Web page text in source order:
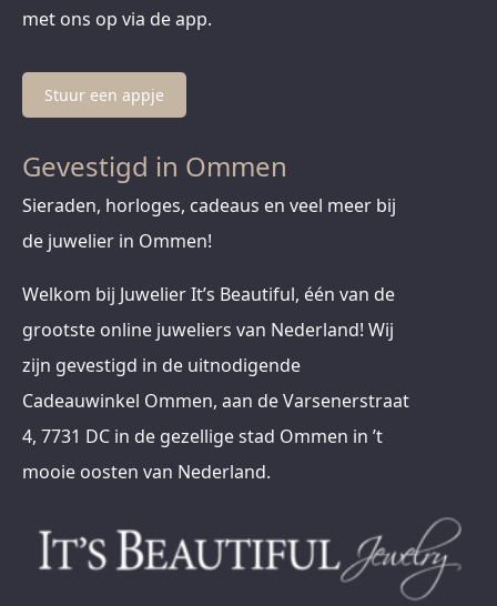
met ons op via de app.
Stuur een appje
Gevestigd in Ommen
Sieraden, horloges, cadeaus en veel meer bij
de juwelier in Ommen!
Welkom bij Juwelier It’s Beautiful, één van de
grootste online juweliers van Nederland! Wij
zijn gevestigd in de uitnodigende
Cadeauwinkel Ommen, aan de Varsenerstraat
4, 7731 DC in de gezellige stad Ommen in ’t
mooie oosten van Nederland.